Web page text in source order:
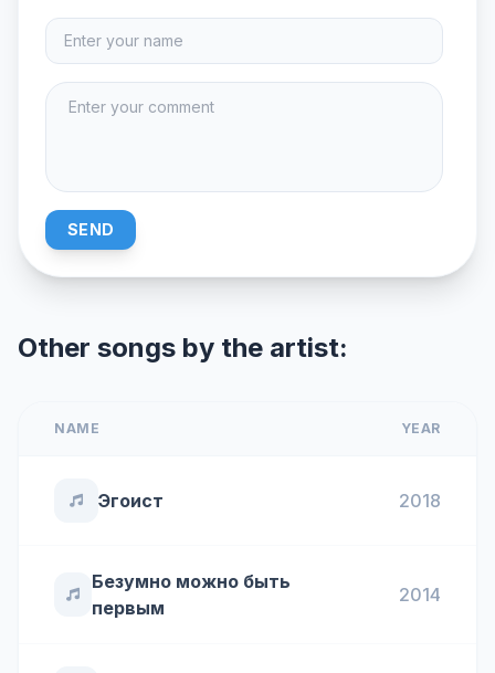
SEND
Other songs by the artist:
NAME YEAR
Эгоист 2018
Безумно можно быть
первым
2014